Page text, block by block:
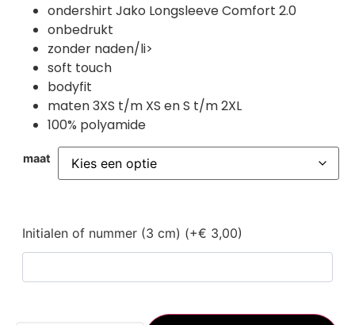
ondershirt Jako Longsleeve Comfort 2.0
onbedrukt
zonder naden/li>
soft touch
bodyfit
maten 3XS t/m XS en S t/m 2XL
100% polyamide
maat
Initialen of nummer (3 cm) (+€ 3,00)